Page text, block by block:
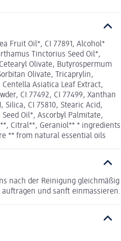
Fruit Oil*, CI 77891, Alcohol*
Tinctorius Seed Oil*,
Olivate, Butyrospermum
Olivate, Tricaprylin,
Asiatica Leaf Extract,
CI 77492, CI 77499, Xanthan
Silica, CI 75810, Stearic Acid,
Oil*, Ascorbyl Palmitate,
Citral**, Geraniol** * ingredients
** from natural essential oils
nach der Reinigung gleichmäßig
und sanft einmassieren.